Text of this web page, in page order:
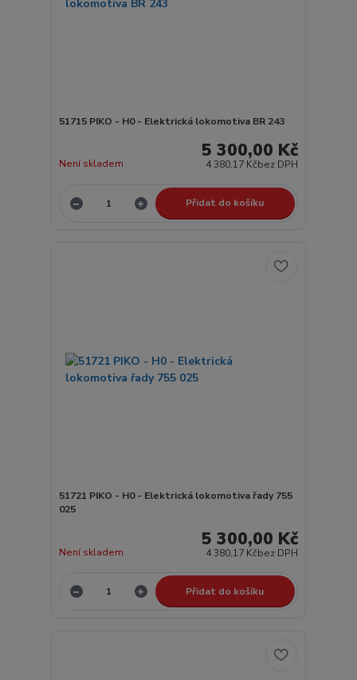
51715 PIKO - H0 - Elektrická lokomotiva BR 243
5 300,00 Kč
4 380,17 Kčbez DPH
Není skladem
Přidat do košíku
51721 PIKO - H0 - Elektrická lokomotiva řady 755
025
5 300,00 Kč
4 380,17 Kčbez DPH
Není skladem
Přidat do košíku